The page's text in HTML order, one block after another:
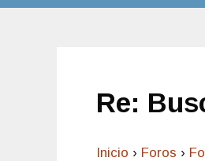
Re:
Inicio › Foros ›